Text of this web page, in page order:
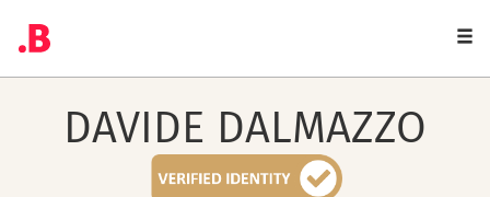
DAVIDE DALMAZZO